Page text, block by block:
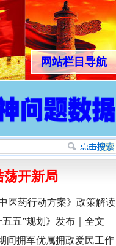
网站栏目导航
荡开新局
医药行动方案》政策解读
五五”规划》发布｜全文
间拥军优属拥政爱民工作